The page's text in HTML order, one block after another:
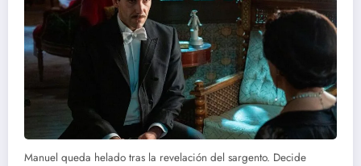
Manuel queda helado tras la revelación del sargento. Decide